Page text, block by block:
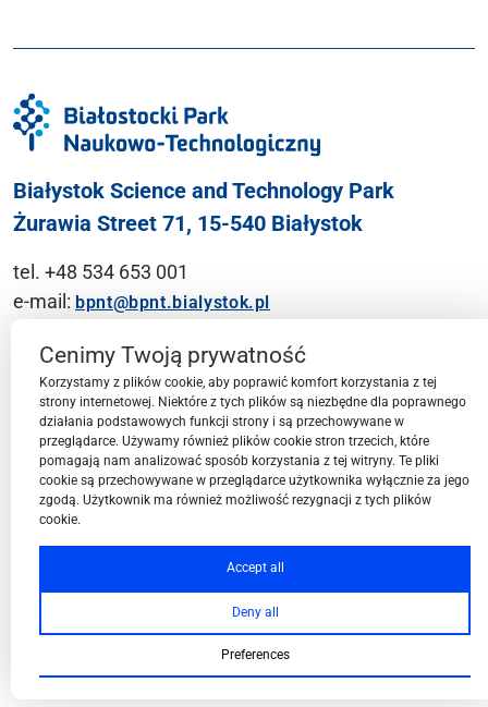
Białystok Science and Technology Park
Żurawia Street 71, 15-540 Białystok
tel. +48 534 653 001
e-mail: bpnt@bpnt.bialystok.pl
Contact
BPN-T Area
BPN-T Offer
Cenimy Twoją prywatność
Korzystamy z plików cookie, aby poprawić komfort korzystania z tej
strony internetowej. Niektóre z tych plików są niezbędne dla poprawnego
działania podstawowych funkcji strony i są przechowywane w
przeglądarce. Używamy również plików cookie stron trzecich, które
pomagają nam analizować sposób korzystania z tej witryny. Te pliki
cookie są przechowywane w przeglądarce użytkownika wyłącznie za jego
zgodą. Użytkownik ma również możliwość rezygnacji z tych plików
cookie.
Accept all
Deny all
Preferences